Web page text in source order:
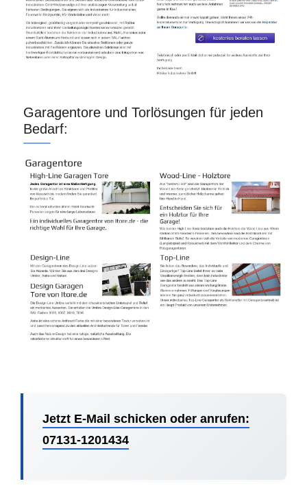
Garagentore und Torlösungen für jeden
Bedarf:
Jetzt E-Mail schicken oder anrufen:
07131-1201434